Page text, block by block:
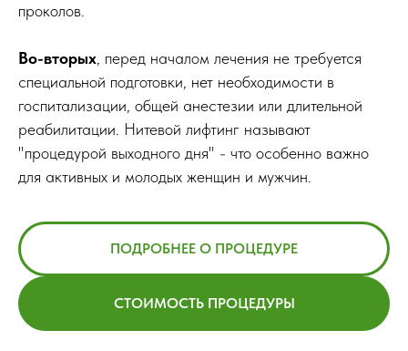
проколов.
Во-вторых, перед началом лечения не требуется
специальной подготовки, нет необходимости в
госпитализации, общей анестезии или длительной
реабилитации. Нитевой лифтинг называют
"процедурой выходного дня" - что особенно важно
для активных и молодых женщин и мужчин.
ПОДРОБНЕЕ О ПРОЦЕДУРЕ
СТОИМОСТЬ ПРОЦЕДУРЫ